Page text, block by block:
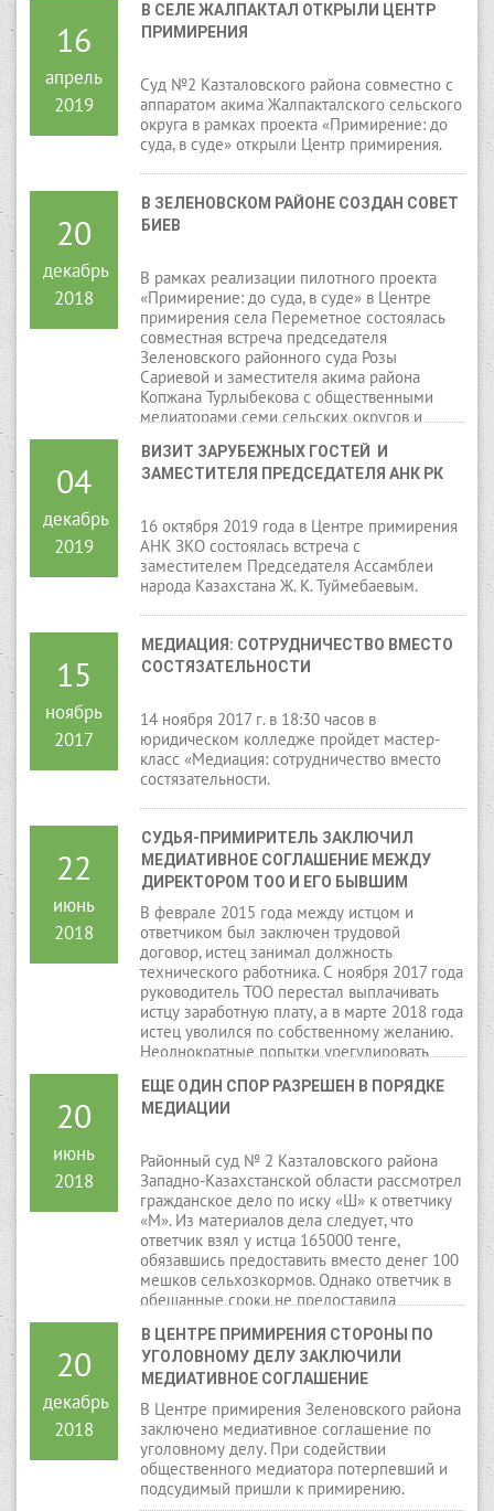
размере 145.000 тенге.
16
апрель
2019
В СЕЛЕ ЖАЛПАКТАЛ ОТКРЫЛИ ЦЕНТР
ПРИМИРЕНИЯ
Суд №2 Казталовского района совместно с
аппаратом акима Жалпакталского сельского
округа в рамках проекта «Примирение: до
суда, в суде» открыли Центр примирения.
20
декабрь
2018
В ЗЕЛЕНОВСКОМ РАЙОНЕ СОЗДАН СОВЕТ
БИЕВ
В рамках реализации пилотного проекта
«Примирение: до суда, в суде» в Центре
примирения села Переметное состоялась
совместная встреча председателя
Зеленовского районного суда Розы
Сариевой и заместителя акима района
Копжана Турлыбекова с общественными
медиаторами семи сельских округов и
04
декабрь
2019
ВИЗИТ ЗАРУБЕЖНЫХ ГОСТЕЙ  И
ЗАМЕСТИТЕЛЯ ПРЕДСЕДАТЕЛЯ АНК РК
16 октября 2019 года в Центре примирения
АНК ЗКО состоялась встреча с
заместителем Председателя Ассамблеи
народа Казахстана Ж. К. Туймебаевым.
15
ноябрь
2017
МЕДИАЦИЯ: СОТРУДНИЧЕСТВО ВМЕСТО
СОСТЯЗАТЕЛЬНОСТИ
14 ноября 2017 г. в 18:30 часов в
юридическом колледже пройдет мастер-
класс «Медиация: сотрудничество вместо
состязательности.
22
июнь
2018
СУДЬЯ-ПРИМИРИТЕЛЬ ЗАКЛЮЧИЛ
МЕДИАТИВНОЕ СОГЛАШЕНИЕ МЕЖДУ
ДИРЕКТОРОМ ТОО И ЕГО БЫВШИМ
РАБОТНИКОМ
В феврале 2015 года между истцом и
ответчиком был заключен трудовой
договор, истец занимал должность
технического работника. С ноября 2017 года
руководитель ТОО перестал выплачивать
истцу заработную плату, а в марте 2018 года
истец уволился по собственному желанию.
Неоднократные попытки урегулировать
безуспешны и для решения своей
проблемы истец обратился в суд.
20
июнь
2018
ЕЩЕ ОДИН СПОР РАЗРЕШЕН В ПОРЯДКЕ
МЕДИАЦИИ
Районный суд № 2 Казталовского района
Западно-Казахстанской области рассмотрел
гражданское дело по иску «Ш» к ответчику
«М». Из материалов дела следует, что
ответчик взял у истца 165000 тенге,
обязавшись предоставить вместо денег 100
мешков сельхозкормов. Однако ответчик в
обещанные сроки не предоставила
20
декабрь
2018
В ЦЕНТРЕ ПРИМИРЕНИЯ СТОРОНЫ ПО
УГОЛОВНОМУ ДЕЛУ ЗАКЛЮЧИЛИ
МЕДИАТИВНОЕ СОГЛАШЕНИЕ
В Центре примирения Зеленовского района
заключено медиативное соглашение по
уголовному делу. При содействии
общественного медиатора потерпевший и
подсудимый пришли к примирению.